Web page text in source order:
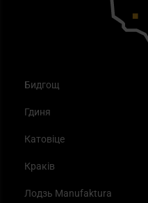
Бидгощ
Гдиня
Катовіце
Краків
Лодзь Manufaktura